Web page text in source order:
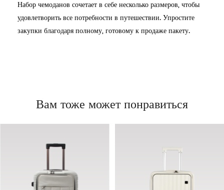
Набор чемоданов сочетает в себе несколько размеров, чтобы
удовлетворить все потребности в путешествии. Упростите
закупки благодаря полному, готовому к продаже пакету.
Вам тоже может понравиться